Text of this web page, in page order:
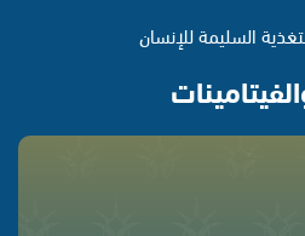
السليمة للإنسان